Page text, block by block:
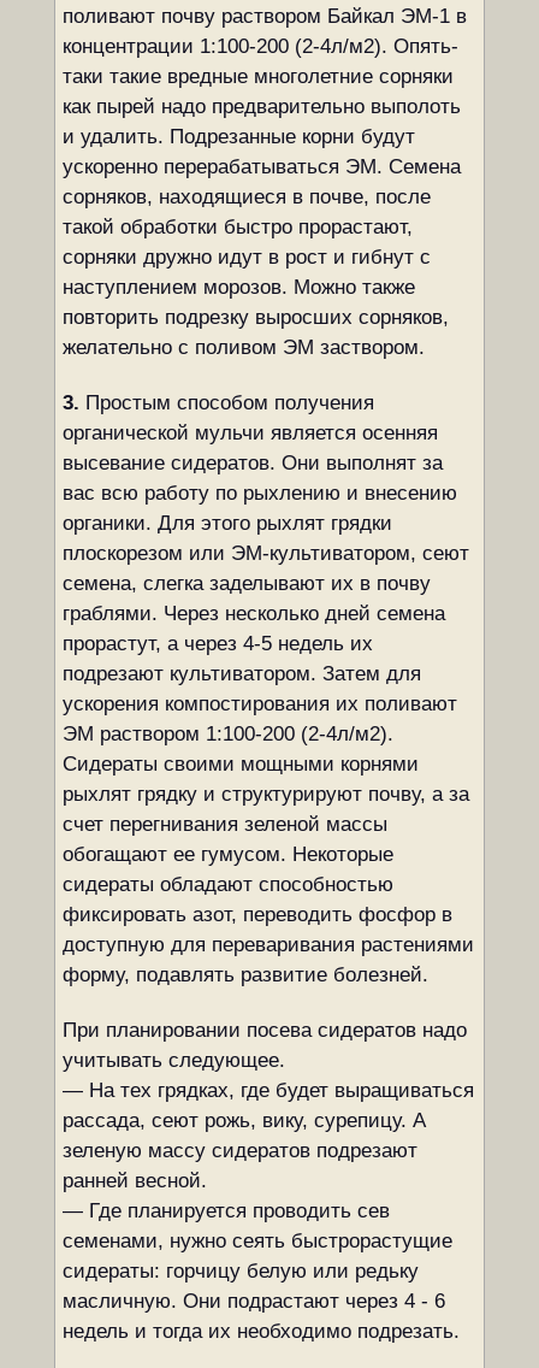
поливают почву раствором Байкал ЭМ-1 в
концентрации 1:100-200 (2-4л/м2). Опять-
таки такие вредные многолетние сорняки
как пырей надо предварительно выполоть
и удалить. Подрезанные корни будут
ускоренно перерабатываться ЭМ. Семена
сорняков, находящиеся в почве, после
такой обработки быстро прорастают,
сорняки дружно идут в рост и гибнут с
наступлением морозов. Можно также
повторить подрезку выросших сорняков,
желательно с поливом ЭМ заствором.
3. Простым способом получения
органической мульчи является осенняя
высевание сидератов. Они выполнят за
вас всю работу по рыхлению и внесению
органики. Для этого рыхлят грядки
плоскорезом или ЭМ-культиватором, сеют
семена, слегка заделывают их в почву
граблями. Через несколько дней семена
прорастут, а через 4-5 недель их
подрезают культиватором. Затем для
ускорения компостирования их поливают
ЭМ раствором 1:100-200 (2-4л/м2).
Сидераты своими мощными корнями
рыхлят грядку и структурируют почву, а за
счет перегнивания зеленой массы
обогащают ее гумусом. Некоторые
сидераты обладают способностью
фиксировать азот, переводить фосфор в
доступную для переваривания растениями
форму, подавлять развитие болезней.
При планировании посева сидератов надо
учитывать следующее.
— На тех грядках, где будет выращиваться
рассада, сеют рожь, вику, сурепицу. А
зеленую массу сидератов подрезают
ранней весной.
— Где планируется проводить сев
семенами, нужно сеять быстрорастущие
сидераты: горчицу белую или редьку
масличную. Они подрастают через 4 - 6
недель и тогда их необходимо подрезать.